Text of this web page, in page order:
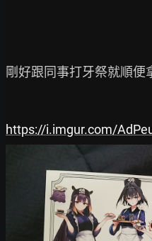
剛好跟同事打牙祭就順便
https://i.imgur.com/